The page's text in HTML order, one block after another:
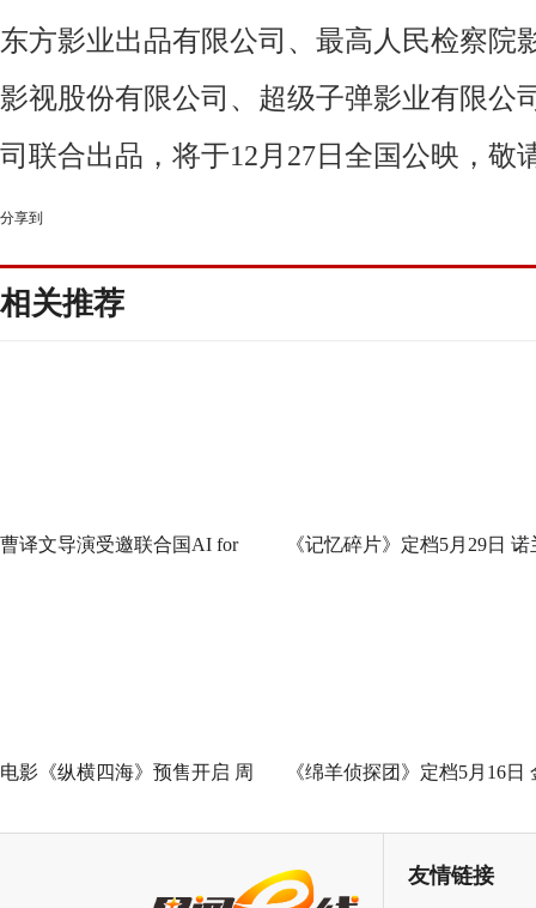
东方影业出品有限公司 、 最高人民检察院
影视股份有限公司、超级子弹影业有限公
司联合出品， 将于12月27日全国公映，敬
分享到
相关推荐
曹译文导演受邀联合国AI for 《记忆碎片》定档5月29日 诺
电影《纵横四海》预售开启 周 《绵羊侦探团》定档5月16日
友情链接